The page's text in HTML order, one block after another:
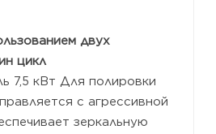
двух
цикл
7,5 кВт Для полировки
с агрессивной
зеркальную